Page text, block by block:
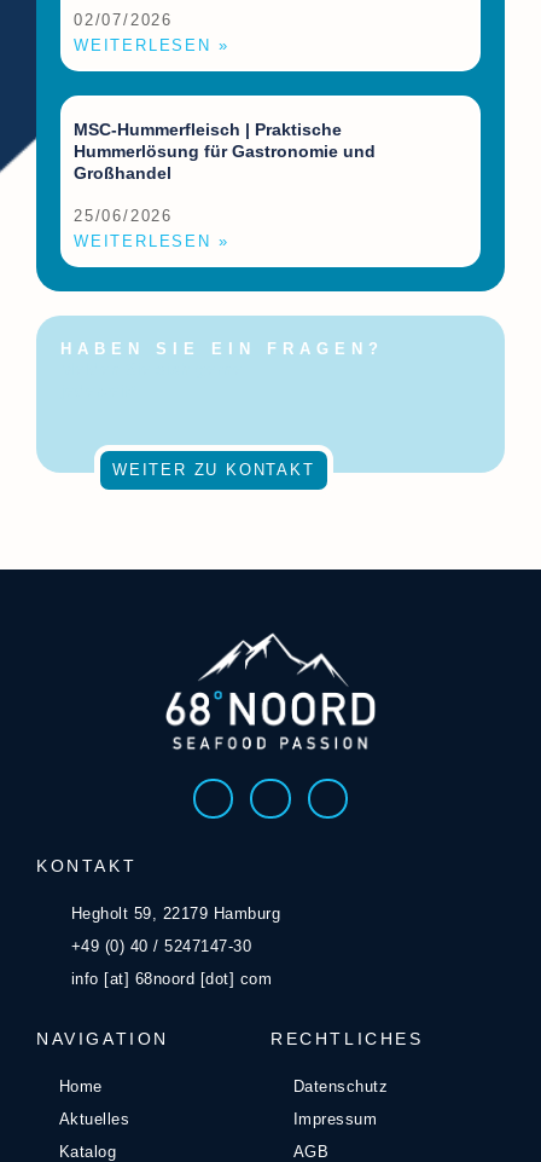
02/07/2026
WEITERLESEN »
MSC-Hummerfleisch | Praktische
Hummerlösung für Gastronomie und
Großhandel
25/06/2026
WEITERLESEN »
HABEN SIE EIN FRAGEN?
WEITER ZU KONTAKT
KONTAKT
Hegholt 59, 22179 Hamburg
+49 (0) 40 / 5247147-30
info [at] 68noord [dot] com
NAVIGATION
Home
Aktuelles
Katalog
RECHTLICHES
Datenschutz
Impressum
AGB